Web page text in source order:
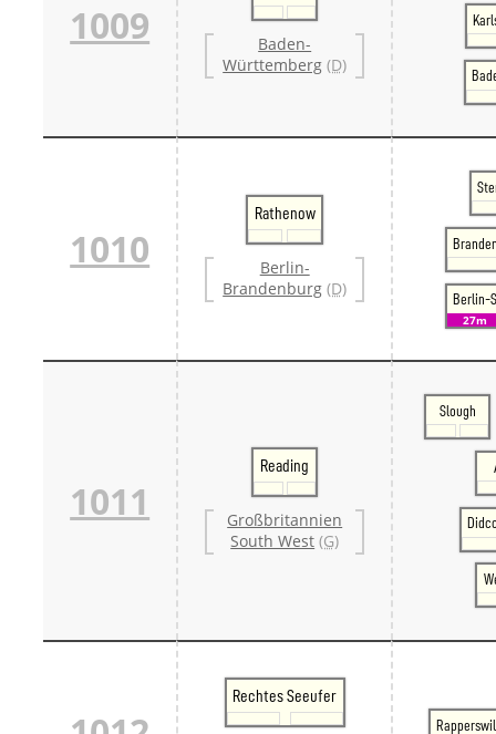
1009
Baden-
Württemberg (D)
1010
Rathenow
Berlin-
Brandenburg (D)
Berlin-
27m
1011
Reading
Großbritannien
South West (G)
Slough
Rechtes Seeufer
Rapperswil